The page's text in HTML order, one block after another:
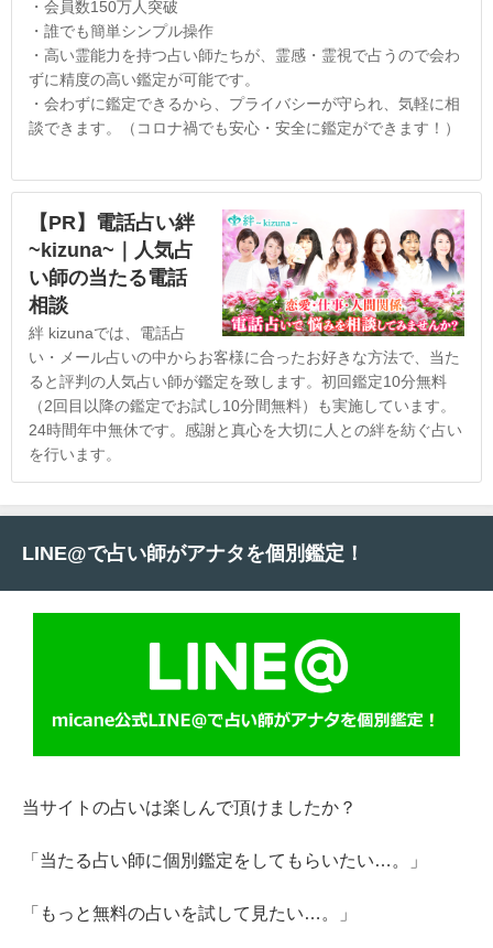
・会員数150万人突破
・誰でも簡単シンプル操作
・高い霊能力を持つ占い師たちが、霊感・霊視で占うので会わ
ずに精度の高い鑑定が可能です。
・会わずに鑑定できるから、プライバシーが守られ、気軽に相
談できます。（コロナ禍でも安心・安全に鑑定ができます！）
【PR】電話占い絆
~kizuna~｜人気占
い師の当たる電話
相談
絆 kizunaでは、電話占
い・メール占いの中からお客様に合ったお好きな方法で、当た
ると評判の人気占い師が鑑定を致します。初回鑑定10分無料
（2回目以降の鑑定でお試し10分間無料）も実施しています。
24時間年中無休です。感謝と真心を大切に人との絆を紡ぐ占い
を行います。
LINE@で占い師がアナタを個別鑑定！
当サイトの占いは楽しんで頂けましたか？
「当たる占い師に個別鑑定をしてもらいたい…。」
「もっと無料の占いを試して見たい…。」